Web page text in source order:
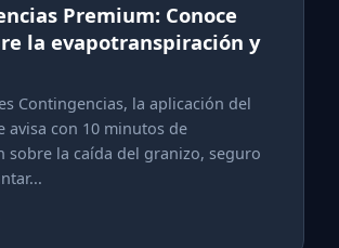
Premium: Conoce
la evapotranspiración y
Contingencias, la aplicación del
avisa con 10 minutos de
sobre la caída del granizo, seguro